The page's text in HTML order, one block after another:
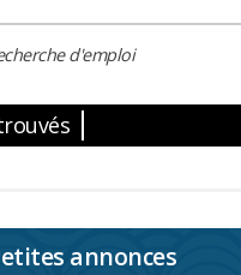
d'emploi
annonces